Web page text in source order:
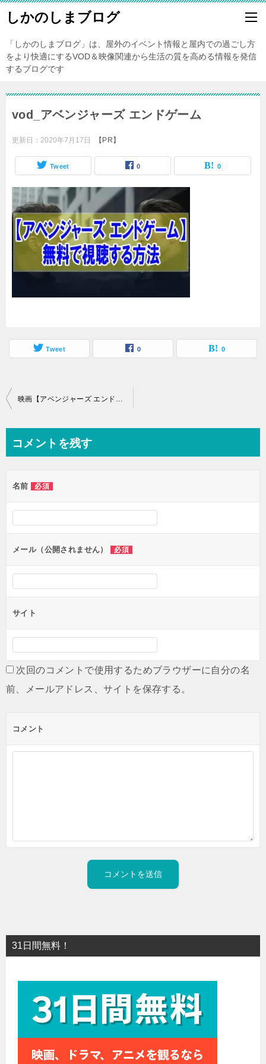
しかのしまブログ
「しかのしまブログ」は、屋外のイベント情報と屋内での過ごし方
をより快適にするVOD＆映像関連から生活の質を高める情報を発信
するブログです
vod_アベンジャーズ エンドゲーム
更新日： 2020年7月17日 【PR】
Tweet 0 0
Tweet 0 0
投
ビ
ー
シ
ン
映画【アベンジャーズ エンドゲーム】を無料でフル動画視聴する方法はU-NEXT一択！
コメントを残す
名前 必須
メール（公開されません） 必須
サイト
次回のコメントで使用するためブラウザーに自分の名
前、メールアドレス、サイトを保存する。
コメント
31日間無料！